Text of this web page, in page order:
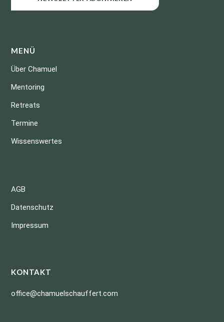
MENÜ
Über Chamuel
Mentoring
Retreats
Termine
Wissenswertes
AGB
Datenschutz
Impressum
KONTAKT
office@chamuelschauffert.com